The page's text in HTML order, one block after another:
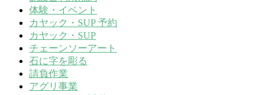
体験・イベント
カヤック・SUP 予約
カヤック・SUP
チェーンソーアート
石に字を彫る
請負作業
アグリ事業